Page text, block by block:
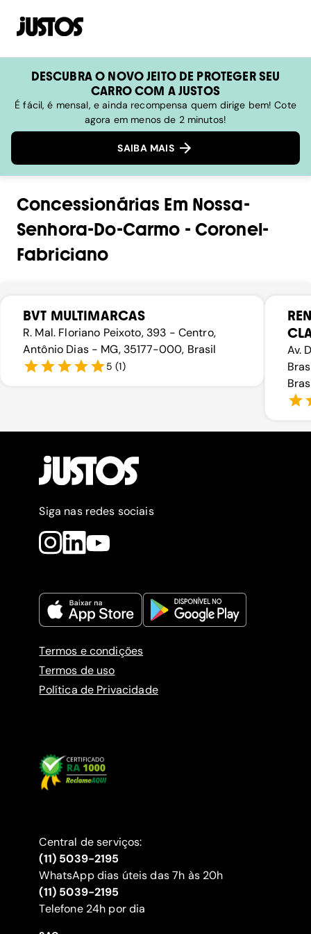
DESCUBRA O NOVO JEITO DE PROTEGER SEU
CARRO COM A JUSTOS
É fácil, é mensal, e ainda recompensa quem dirige bem! Cote
agora em menos de 2 minutos!
SAIBA MAIS
Concessionárias Em Nossa-
Senhora-Do-Carmo - Coronel-
Fabriciano
BVT MULTIMARCAS
R. Mal. Floriano Peixoto, 393 - Centro,
Antônio Dias - MG, 35177-000, Brasil
5 (1)
Av.
Siga nas redes sociais
Termos e condições
Termos de uso
Política de Privacidade
Central de serviços:
(11) 5039-2195
WhatsApp dias úteis das 7h às 20h
(11) 5039-2195
‍Telefone 24h por dia